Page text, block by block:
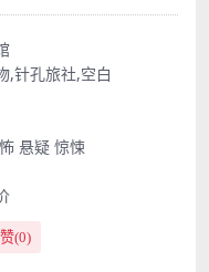
,针孔旅社,空白
悬疑 惊悚
(0)